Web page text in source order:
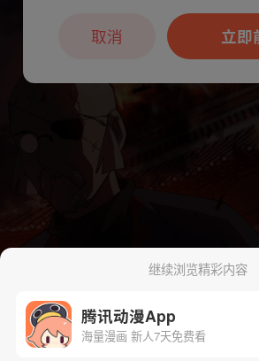
继续浏览精彩内容
腾讯动漫App
海量漫画 新人7天免费看
本章节仅支持App阅读，可
户7天免费看立即
取消